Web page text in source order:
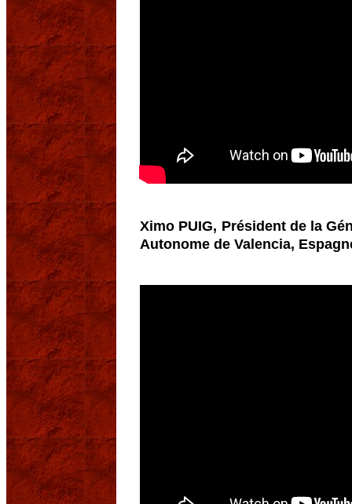
Ximo PUIG, Président de la
Autonome de Valencia,